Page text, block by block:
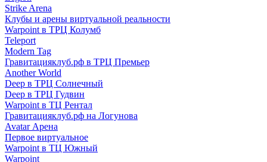
Strike Arena
Клубы и арены виртуальной реальности
Warpoint в ТРЦ Колумб
Teleport
Modern Tag
Гравитацияклуб.рф в ТРЦ Премьер
Another World
Deep в ТРЦ Солнечный
Deep в ТРЦ Гудвин
Warpoint в ТЦ Рентал
Гравитацияклуб.рф на Логунова
Avatar Арена
Первое виртуальное
Warpoint в ТЦ Южный
Warpoint